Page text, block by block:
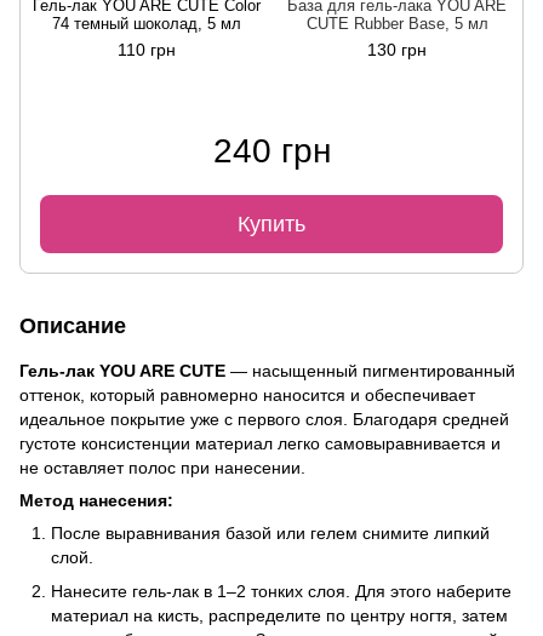
Гель-лак YOU ARE CUTE Color
74 темный шоколад, 5 мл
110 грн
База для гель-лака YOU ARE
CUTE Rubber Base, 5 мл
130 грн
240 грн
Купить
Описание
Гель-лак YOU ARE CUTE — насыщенный пигментированный
оттенок, который равномерно наносится и обеспечивает
идеальное покрытие уже с первого слоя. Благодаря средней
густоте консистенции материал легко самовыравнивается и
не оставляет полос при нанесении.
Метод нанесения:
После выравнивания базой или гелем снимите липкий
слой.
Нанесите гель-лак в 1–2 тонких слоя. Для этого наберите
материал на кисть, распределите по центру ногтя, затем